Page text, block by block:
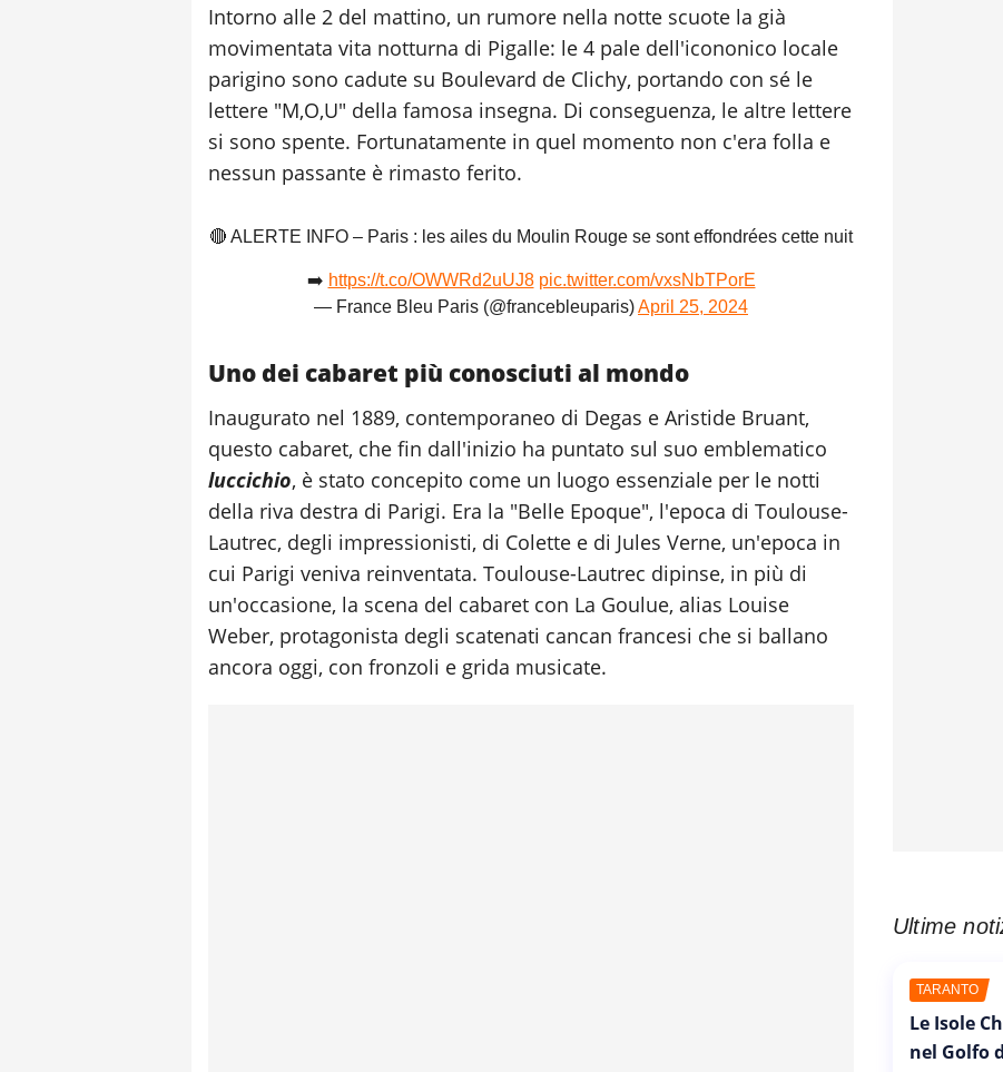
Intorno alle 2 del mattino, un rumore nella notte scuote la già
movimentata vita notturna di Pigalle: le 4 pale dell'icononico locale
parigino sono cadute su Boulevard de Clichy, portando con sé le
lettere "M,O,U" della famosa insegna. Di conseguenza, le altre lettere
si sono spente. Fortunatamente in quel momento non c'era folla e
nessun passante è rimasto ferito.
🔴 ALERTE INFO – Paris : les ailes du Moulin Rouge se sont effondrées cette nuit
➡️ https://t.co/OWWRd2uUJ8 pic.twitter.com/vxsNbTPorE
— France Bleu Paris (@francebleuparis)April 25, 2024
Uno dei cabaret più conosciuti al mondo
Inaugurato nel 1889, contemporaneo di Degas e Aristide Bruant,
questo cabaret, che fin dall'inizio ha puntato sul suo emblematico
luccichio, è stato concepito come un luogo essenziale per le notti
della riva destra di Parigi. Era la "Belle Epoque", l'epoca di Toulouse-
Lautrec, degli impressionisti, di Colette e di Jules Verne, un'epoca in
cui Parigi veniva reinventata. Toulouse-Lautrec dipinse, in più di
un'occasione, la scena del cabaret con La Goulue, alias Louise
Weber, protagonista degli scatenati cancan francesi che si ballano
ancora oggi, con fronzoli e grida musicate.
Ultime
TARANTO
Le Isole
nel Golfo